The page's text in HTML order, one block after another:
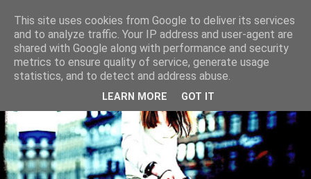
This site uses cookies from Google to deliver its services
and to analyze traffic. Your IP address and user-agent are
shared with Google along with performance and security
metrics to ensure quality of service, generate usage
statistics, and to detect and address abuse.
LEARN MORE GOT IT